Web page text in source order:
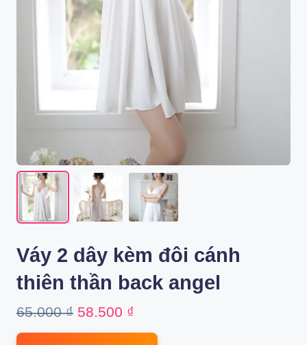
Váy 2 dây kèm đôi cánh
thiên thần back angel
65.000₫ Original
price
58.500 ₫
price